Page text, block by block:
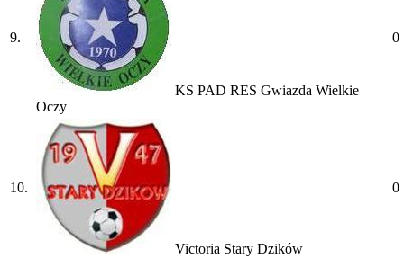
9.
KS PAD RES Gwiazda Wielkie
Oczy
0
10.
Victoria Stary Dzików
0